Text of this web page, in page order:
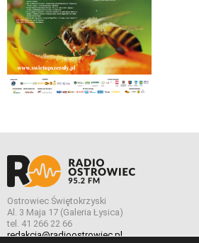
Ostrowiec Świętokrzyski
Al. 3 Maja 17 (Galeria Łysica)
tel. 41 266 22 66
redakcja@radioostrowiec.pl